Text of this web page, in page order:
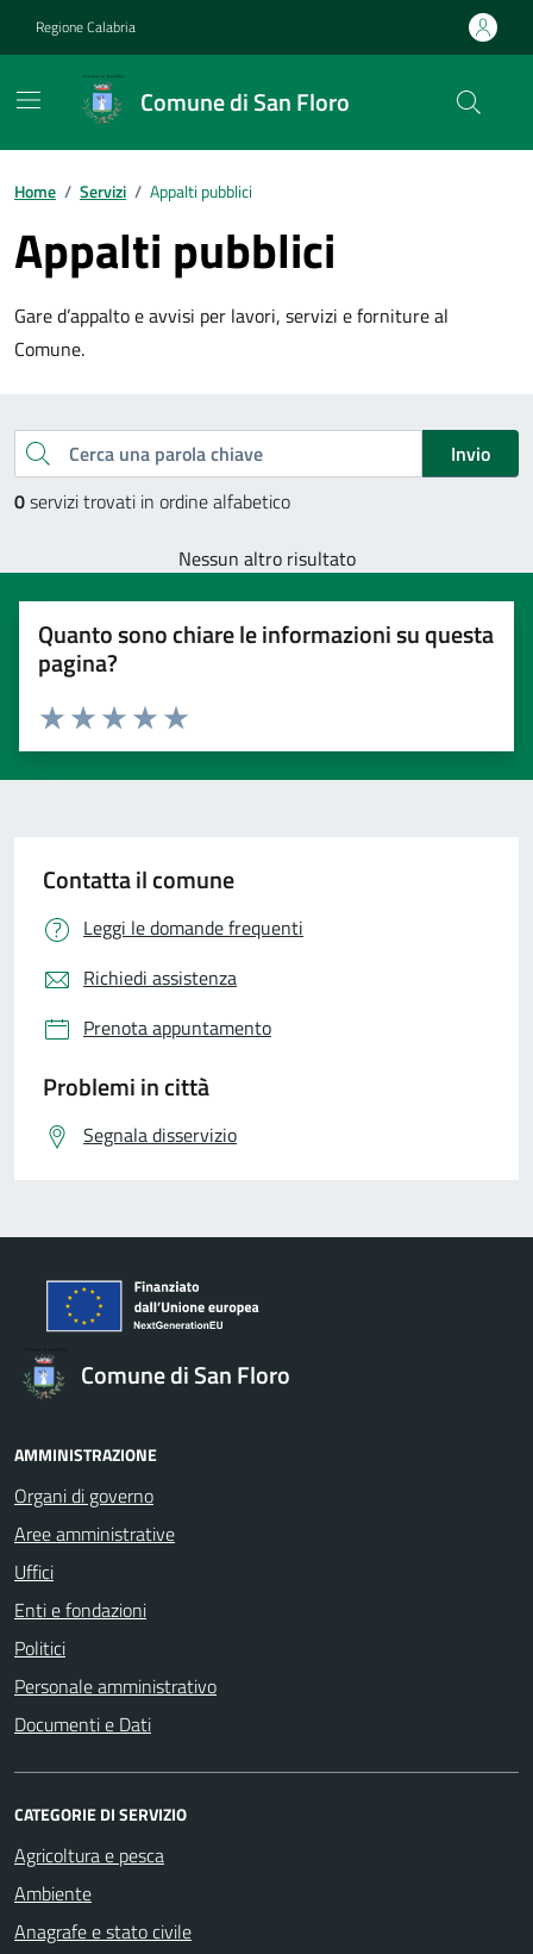
Regione Calabria
Comune di San Floro
Home / Servizi / Appalti pubblici
Appalti pubblici
Gare d’appalto e avvisi per lavori, servizi e forniture al
Comune.
Esplora tutti i servizi
Cerca una parola chiave
Invio
0servizi trovati in ordine alfabetico
Nessun altro risultato
Quanto sono chiare le informazioni su questa
pagina?
Valuta 5 stelle su 5
Valuta 4 stelle su 5
Valuta 3 stelle su 5
Valuta 2 stelle su 5
Valuta 1 stelle su 5
Contatta il comune
Leggi le domande frequenti
Richiedi assistenza
Prenota appuntamento
Problemi in città
Segnala disservizio
Comune di San Floro
AMMINISTRAZIONE
Organi di governo
Aree amministrative
Uffici
Enti e fondazioni
Politici
Personale amministrativo
Documenti e Dati
CATEGORIE DI SERVIZIO
Agricoltura e pesca
Ambiente
Anagrafe e stato civile